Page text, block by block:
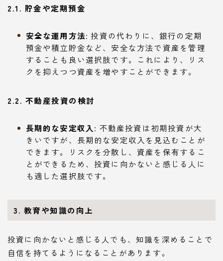
2.1. 貯金や定期預金
安全な運用方法: 投資の代わりに、銀行の定期
預金や積立貯金など、安全な方法で資産を管理
することも良い選択肢です。これにより、リス
クを抑えつつ資産を増やすことができます。
2.2. 不動産投資の検討
長期的な安定収入 : 不動産投資は初期投資が大
きいですが、長期的な安定収入を見込むことが
できます。リスクを分散し、資産を保有するこ
とができるため、投資に向かないと感じる人に
も適した選択肢です。
3. 教育や知識の向上
投資に向かないと感じる人でも、知識を深めることで
自信を持てるようになることがあります。